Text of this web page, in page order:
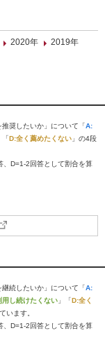
2020年
2019年
奨したいか」について「A:
「D:全く薦めたくない 」の4段
D=1-2回答として割合を算
続したいか」について「A:
用し続けたくない 」「D:全く
います。
D=1-2回答として割合を算